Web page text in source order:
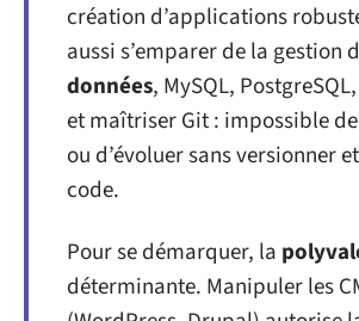
création d’applications
aussi s’emparer de la gestion
données, MySQL,
et maîtriser Git : impossible
ou d’évoluer sans versionner
code.
Pour se démarquer, la
déterminante. Manipuler les